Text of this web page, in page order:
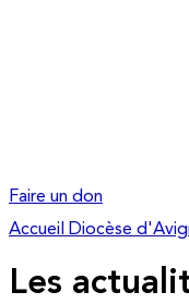
Faire un don
Accueil
Diocèse
Les